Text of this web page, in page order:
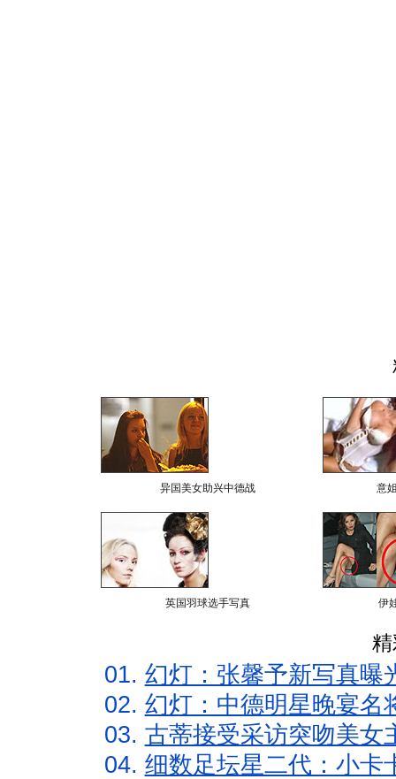
异国美女助兴中德战 意
英国羽球选手写真 伊
01. 幻灯：张馨予新写真曝
02. 幻灯：中德明星晚宴名
03. 古蒂接受采访突吻美女
04. 细数足坛星二代：小卡